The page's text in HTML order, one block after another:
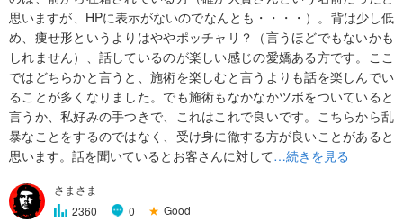
思いますが、HPに表示がないのでなんとも・・・・）。背は少し低
め、痩せ形というよりはややポッチャリ？（言うほどでもないかも
しれません）、話しているのが楽しい感じの愛嬌ある方です。ここ
ではどちらかと言うと、施術を楽しむと言うよりも話を楽しんでい
ることが多くなりました。でも施術もなかなかツボをついていると
言うか、私好みの手つきで、これはこれで良いです。こちらから乱
暴なことをするのではなく、受け身に徹する方が良いことがあると
思います。話を聞いているとお客さんに対して…続きを見る
さまさま
2360
0 ★ Good